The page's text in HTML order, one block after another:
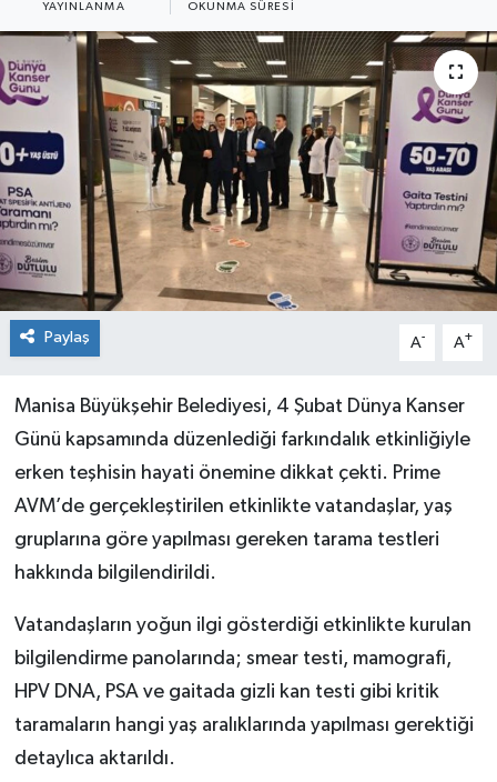
YAYINLANMA OKUNMA SÜRESI
Paylaş A- A+
Manisa Büyükşehir Belediyesi, 4 Şubat Dünya Kanser
Günü kapsamında düzenlediği farkındalık etkinliğiyle
erken teşhisin hayati önemine dikkat çekti. Prime
AVM’de gerçekleştirilen etkinlikte vatandaşlar, yaş
gruplarına göre yapılması gereken tarama testleri
hakkında bilgilendirildi.
Vatandaşların yoğun ilgi gösterdiği etkinlikte kurulan
bilgilendirme panolarında; smear testi, mamografi,
HPV DNA, PSA ve gaitada gizli kan testi gibi kritik
taramaların hangi yaş aralıklarında yapılması gerektiği
detaylıca aktarıldı.